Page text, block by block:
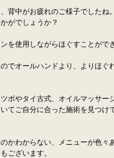
背中がお疲れのご様子でしたね。
がでしょうか？
を使用しながらほぐすことがで
でオールハンドより、よりほぐ
ボやタイ古式、オイルマッサー
てご自分に合った施術を見つけ
かわからない、メニューが色々
ございます。